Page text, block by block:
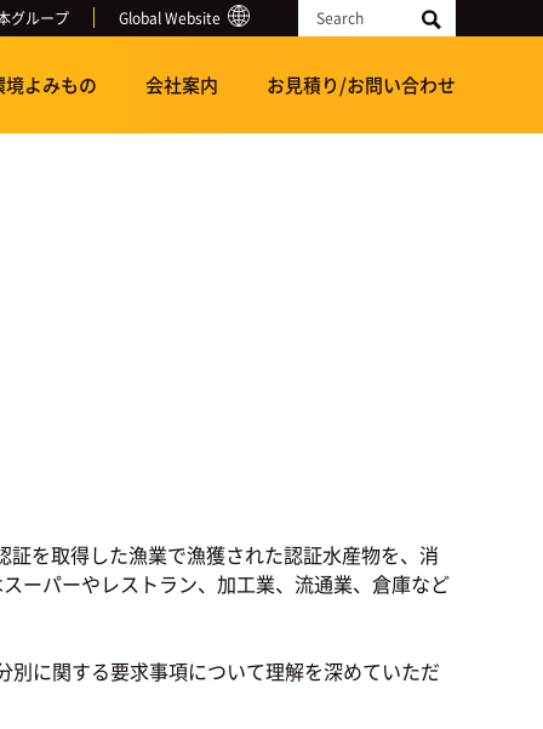
グループ Global Website Search
境よみもの 会社案内 お見積り/お問い合わせ
を取得した漁業で漁獲された認証水産物を、消
ーパーやレストラン、加工業、流通業、倉庫など
に関する要求事項について理解を深めていただ